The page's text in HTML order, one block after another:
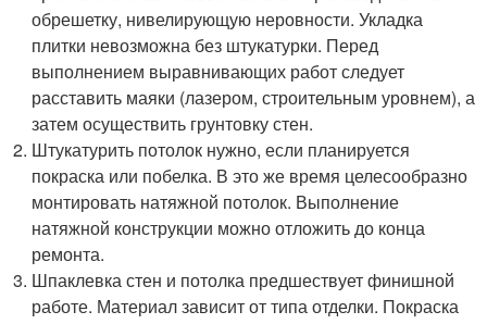
обрешетку, нивелирующую неровности. Укладка
плитки невозможна без штукатурки. Перед
выполнением выравнивающих работ следует
расставить маяки (лазером, строительным уровнем), а
затем осуществить грунтовку стен.
Штукатурить потолок нужно, если планируется
покраска или побелка. В это же время целесообразно
монтировать натяжной потолок. Выполнение
натяжной конструкции можно отложить до конца
ремонта.
Шпаклевка стен и потолка предшествует финишной
работе. Материал зависит от типа отделки. Покраска